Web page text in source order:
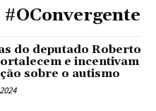
do deputado Roberto
e incentivam
sobre o autismo